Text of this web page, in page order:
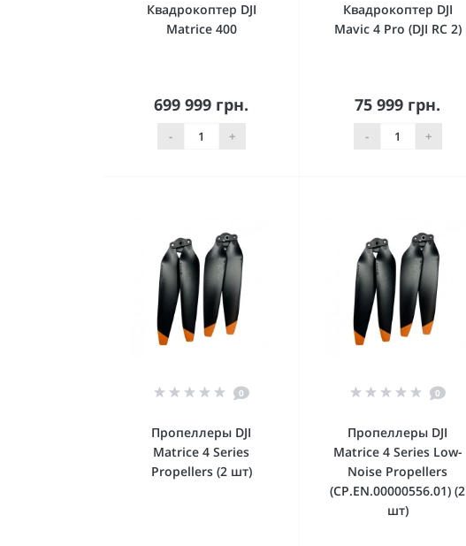
Квадрокоптер DJI
Matrice 400
699 999 грн.
- +
В корзину
Квадрокоптер DJI
Mavic 4 Pro (DJI RC 2)
75 999 грн.
- +
В корзину
0
Пропеллеры DJI
Matrice 4 Series
Propellers (2 шт)
0
Пропеллеры DJI
Matrice 4 Series Low-
Noise Propellers
(CP.EN.00000556.01) (2
шт)